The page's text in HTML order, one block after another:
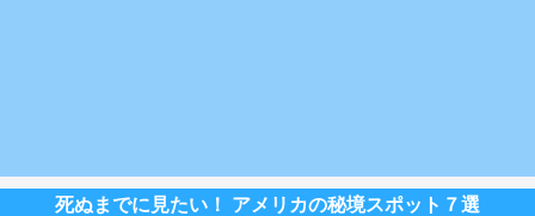
死ぬまでに見たい！ アメリカの秘境スポット７選